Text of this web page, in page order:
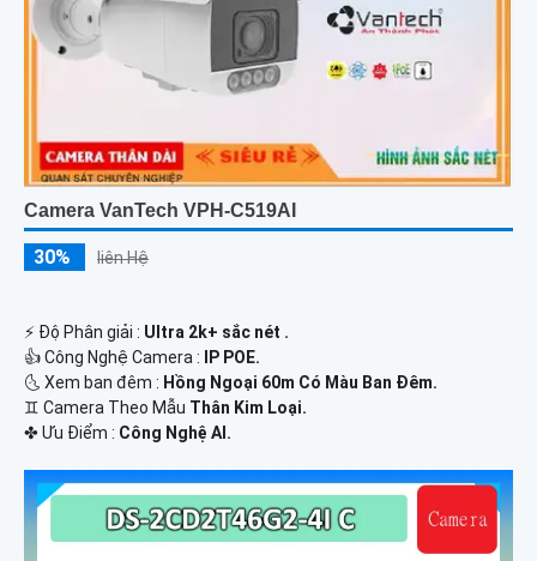
Camera VanTech VPH-C519AI
30% liên Hệ
️⚡ Độ Phân giải : Ultra 2k+ sắc nét .
👍 Công Nghệ Camera :
IP POE.
🌜 Xem ban đêm : Hồng Ngoại 60m Có Màu Ban Đêm.
♊ Camera Theo Mẫu Thân Kim Loại.
️✤ Ưu Điểm : Công Nghệ AI.